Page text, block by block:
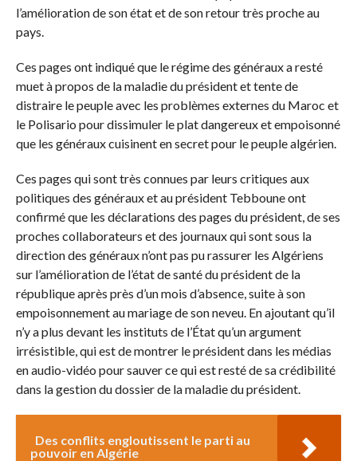
l’amélioration de son état et de son retour très proche au
pays.
Ces pages ont indiqué que le régime des généraux a resté
muet à propos de la maladie du président et tente de
distraire le peuple avec les problèmes externes du Maroc et
le Polisario pour dissimuler le plat dangereux et empoisonné
que les généraux cuisinent en secret pour le peuple algérien.
Ces pages qui sont très connues par leurs critiques aux
politiques des généraux et au président Tebboune ont
confirmé que les déclarations des pages du président, de ses
proches collaborateurs et des journaux qui sont sous la
direction des généraux n’ont pas pu rassurer les Algériens
sur l’amélioration de l’état de santé du président de la
république après près d’un mois d’absence, suite à son
empoisonnement au mariage de son neveu. En ajoutant qu’il
n’y a plus devant les instituts de l’État qu’un argument
irrésistible, qui est de montrer le président dans les médias
en audio-vidéo pour sauver ce qui est resté de sa crédibilité
dans la gestion du dossier de la maladie du président.
Des conflits engloutissent le parti au
pouvoir en Algérie